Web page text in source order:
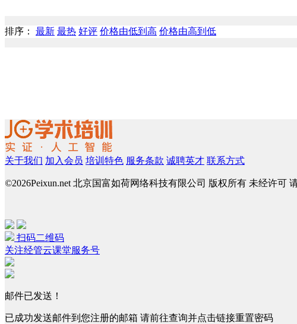
排序： 最新 最热 好评 价格由低到高 价格由高到低
关于我们 加入会员 培训特色 服务条款 诚聘英才 联系方式
©2026Peixun.net 北京国富如荷网络科技有限公司 版权所有 未经许可
扫码二维码
关注经管云课堂服务号
邮件已发送！
已成功发送邮件到您注册的邮箱 请前往查询并点击链接重置密码